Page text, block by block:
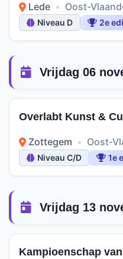
Lede • Oost-
Niveau D 2e
Vrijdag 06
Overlabt Kunst &
Zottegem • Oost-
Niveau C/D 1e
Vrijdag 13
Kampioenschap